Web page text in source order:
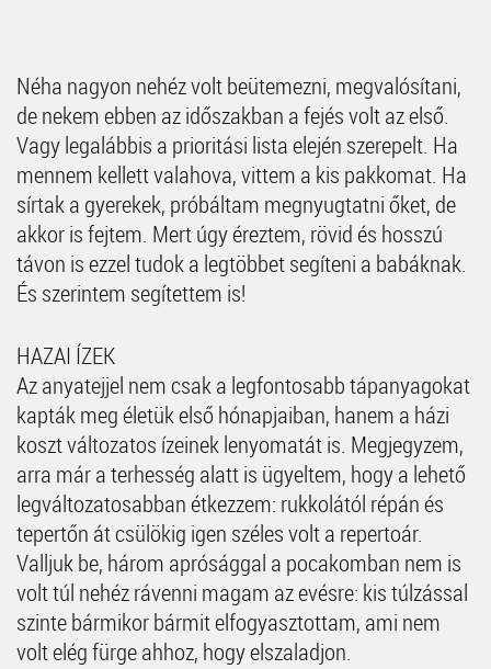
Néha nagyon nehéz volt beütemezni, megvalósítani,
de nekem ebben az időszakban a fejés volt az első.
Vagy legalábbis a prioritási lista elején szerepelt. Ha
mennem kellett valahova, vittem a kis pakkomat. Ha
sírtak a gyerekek, próbáltam megnyugtatni őket, de
akkor is fejtem. Mert úgy éreztem, rövid és hosszú
távon is ezzel tudok a legtöbbet segíteni a babáknak.
És szerintem segítettem is!
HAZAI ÍZEK
Az anyatejjel nem csak a legfontosabb tápanyagokat
kapták meg életük első hónapjaiban, hanem a házi
koszt változatos ízeinek lenyomatát is. Megjegyzem,
arra már a terhesség alatt is ügyeltem, hogy a lehető
legváltozatosabban étkezzem: rukkolától répán és
tepertőn át csülökig igen széles volt a repertoár.
Valljuk be, három aprósággal a pocakomban nem is
volt túl nehéz rávenni magam az evésre: kis túlzással
szinte bármikor bármit elfogyasztottam, ami nem
volt elég fürge ahhoz, hogy elszaladjon.